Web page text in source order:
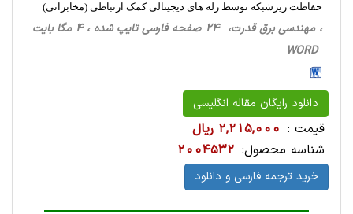
حفاظت ریزشبکه توسط رله های دیجیتالی کمک ارتباطی (مخابراتی)
، مهندسی برق قدرت، 24 صفحه فارسی تایپ شده ، 4 مگا بایت
WORD
دانلود رایگان مقاله انگلیسی
قیمت : 2,215,000 ریال
شناسه محصول: 2004532
خرید ترجمه فارسی و دانلود